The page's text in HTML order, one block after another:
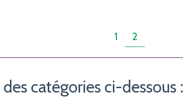
1 2
catégories ci-dessous :